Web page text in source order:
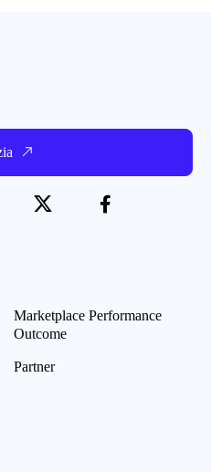
Marketplace Performance
Outcome
Partner